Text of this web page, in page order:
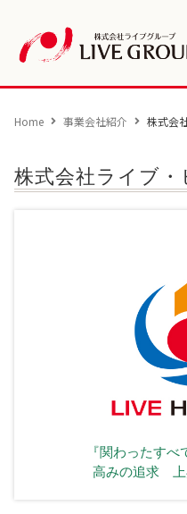
Home 事業会社紹介 株式会
株式会社ライブ
『関わったすべ
高みの追求